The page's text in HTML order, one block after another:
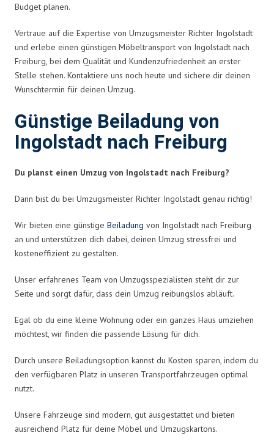
Budget planen.
Vertraue auf die Expertise von Umzugsmeister Richter Ingolstadt
und erlebe einen günstigen Möbeltransport von Ingolstadt nach
Freiburg, bei dem Qualität und Kundenzufriedenheit an erster
Stelle stehen. Kontaktiere uns noch heute und sichere dir deinen
Wunschtermin für deinen Umzug.
Günstige Beiladung von
Ingolstadt nach Freiburg
Du planst einen Umzug von Ingolstadt nach Freiburg?
Dann bist du bei Umzugsmeister Richter Ingolstadt genau richtig!
Wir bieten eine günstige Beiladung von Ingolstadt nach Freiburg
an und unterstützen dich dabei, deinen Umzug stressfrei und
kosteneffizient zu gestalten.
Unser erfahrenes Team von Umzugsspezialisten steht dir zur
Seite und sorgt dafür, dass dein Umzug reibungslos abläuft.
Egal ob du eine kleine Wohnung oder ein ganzes Haus umziehen
möchtest, wir finden die passende Lösung für dich.
Durch unsere Beiladungsoption kannst du Kosten sparen, indem du
den verfügbaren Platz in unseren Transportfahrzeugen optimal
nutzt.
Unsere Fahrzeuge sind modern, gut ausgestattet und bieten
ausreichend Platz für deine Möbel und Umzugskartons.